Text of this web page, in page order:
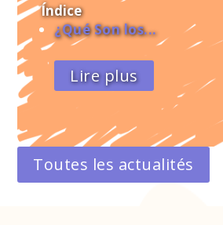
Índice
¿Qué Son los...
Lire plus
Toutes les actualités